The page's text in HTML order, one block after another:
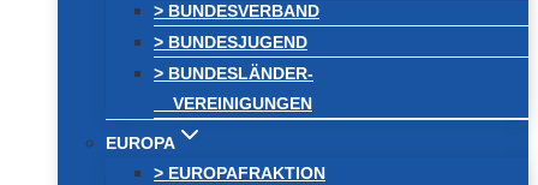
> BUNDESVERBAND
> BUNDESJUGEND
> BUNDESLÄNDER-
VEREINIGUNGEN
EUROPA
> EUROPAFRAKTION